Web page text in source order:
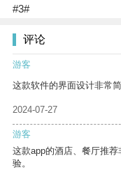
#3#
评论
游客
这款软件的界面设计非常
2024-07-27
游客
这款app的酒店、餐厅推
验。